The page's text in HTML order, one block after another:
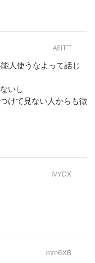
AElTT
人使うなよって話じ
いし
けて見ない人からも徴
iVYDX
mm6XB